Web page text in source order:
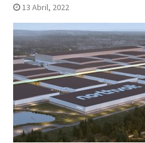
13 Abril, 2022